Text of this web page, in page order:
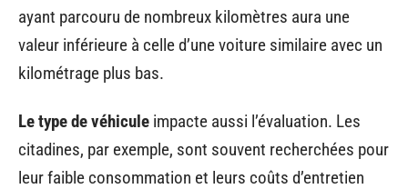
ayant parcouru de nombreux kilomètres aura une
valeur inférieure à celle d’une voiture similaire avec un
kilométrage plus bas.
Le type de véhicule impacte aussi l’évaluation. Les
citadines, par exemple, sont souvent recherchées pour
leur faible consommation et leurs coûts d’entretien